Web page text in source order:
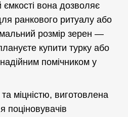
вона дозволяє
ранкового ритуалу або
розмір зерен —
купити турку або
помічником у
міцністю, виготовлена
поціновувачів